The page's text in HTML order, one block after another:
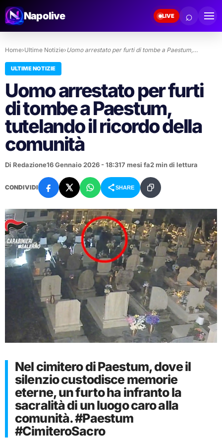
Napolive LIVE ⌕
Home›Ultime Notizie›Uomo arrestato per furti di tombe a Paestum,…
ULTIME NOTIZIE
Uomo arrestato per furti
di tombe a Paestum,
tutelando il ricordo della
comunità
Di Redazione16 Gennaio 2026 - 18:317 mesi fa2 min di lettura
CONDIVIDI SHARE
Nel cimitero di Paestum, dove il
silenzio custodisce memorie
eterne, un furto ha infranto la
sacralità di un luogo caro alla
comunità. #Paestum
#CimiteroSacro